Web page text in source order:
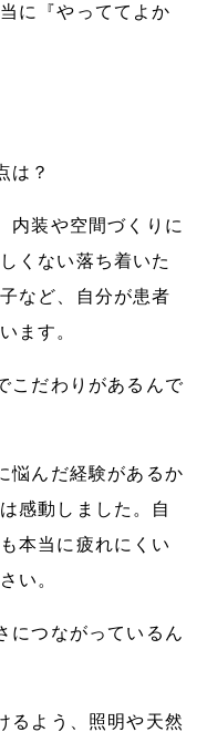
に『やっててよか
は？
内装や空間づくりに
くない落ち着いた
など、自分が患者
ます。
こだわりがあるんで
悩んだ経験があるか
感動しました。自
本当に疲れにくい
い。
につながっているん
るよう、照明や天然